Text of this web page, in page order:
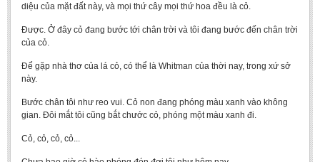
diệu của mặt đất này, và mọi thứ cây mọi thứ hoa đều là cỏ.
Được. Ở đây cỏ đang bước tới chân trời và tôi đang bước đến chân trời
của cỏ.
Để gặp nhà thơ của lá cỏ, có thể là Whitman của thời nay, trong xứ sở
này.
Bước chân tôi như reo vui. Cỏ non đang phóng màu xanh vào không
gian. Đôi mắt tôi cũng bắt chước cỏ, phóng một màu xanh đi.
Cỏ, cỏ, cỏ, cỏ...